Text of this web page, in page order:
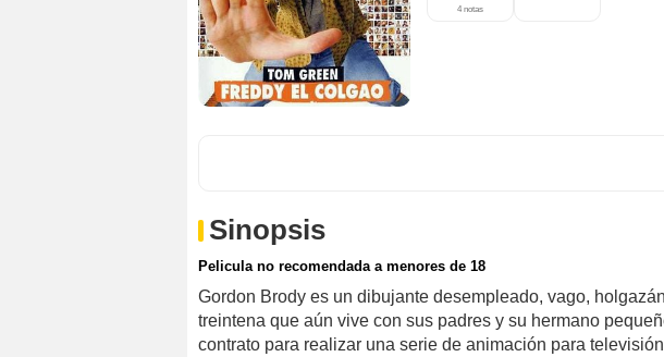
4 notas
Sinopsis
Pelicula no recomendada a menores de 18
Gordon Brody es un dibujante desempleado, vago,
treintena que aún vive con sus padres y su hermano
contrato para realizar una serie de animación para